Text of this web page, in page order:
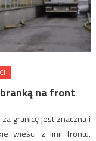
na front
granicę jest znaczna i
wieści z linii frontu.